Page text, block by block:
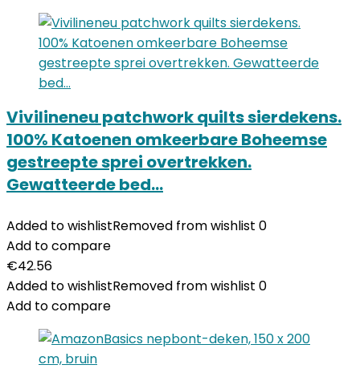
Vivilineneu patchwork quilts sierdekens.
100% Katoenen omkeerbare Boheemse
gestreepte sprei overtrekken.
Gewatteerde bed…
Added to wishlistRemoved from wishlist 0
Add to compare
€42.56
Added to wishlistRemoved from wishlist 0
Add to compare